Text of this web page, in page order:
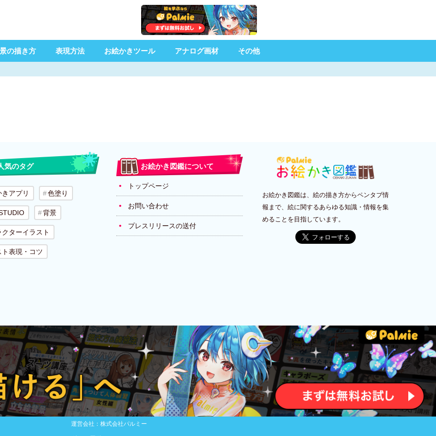
の描き方 表現方法 お絵かきツール アナログ画材 その他
気のタグ
アプリ 色塗り
背景
ターイラスト
ト表現・コツ
お絵かき図鑑について
トップページ
お問い合わせ
プレスリリースの送付
お絵かき図鑑は、絵の描き方からペンタブ情
報まで、絵に関するあらゆる知識・情報を集
めることを目指しています。
運営会社：株式会社パルミー